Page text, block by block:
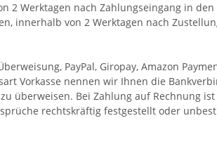
Werktagen nach Zahlungseingang in
innerhalb von 2 Werktagen nach
PayPal, Giropay, Amazon
Vorkasse nennen wir Ihnen die
überweisen. Bei Zahlung auf Rechnung
rechtskräftig festgestellt oder